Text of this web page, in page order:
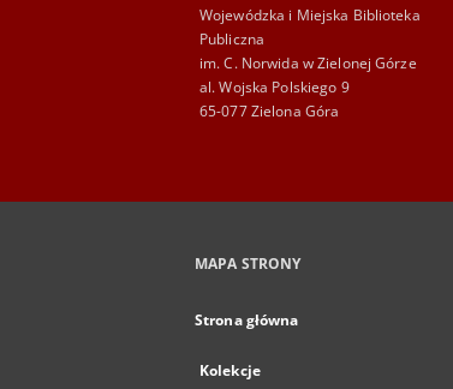
Wojewódzka i Miejska Biblioteka
Publiczna
im. C. Norwida w Zielonej Górze
al. Wojska Polskiego 9
65-077 Zielona Góra
MAPA STRONY
Strona główna
Kolekcje